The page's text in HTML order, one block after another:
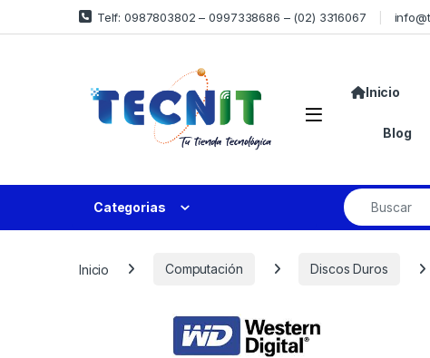
Telf: 0987803802 – 0997338686 – (02) 3316067
Inicio
Blog
Categorias
Inicio Computación Discos Duros